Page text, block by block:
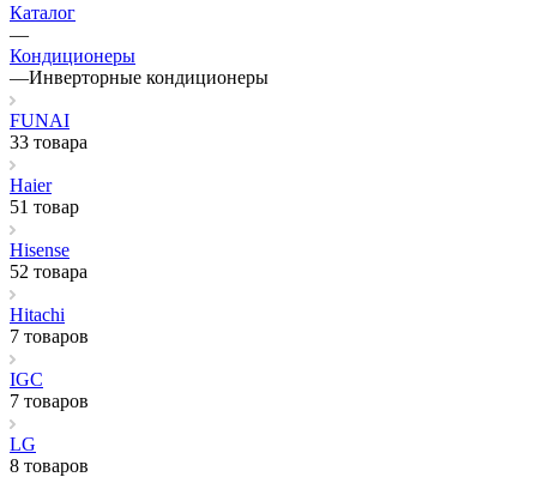
Каталог
—
Кондиционеры
—Инверторные кондиционеры
FUNAI
33 товара
Haier
51 товар
Hisense
52 товара
Hitachi
7 товаров
IGC
7 товаров
LG
8 товаров